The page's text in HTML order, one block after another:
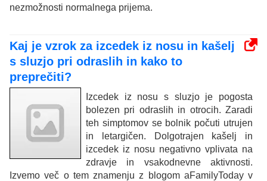
nezmožnosti normalnega prijema.
Kaj je vzrok za izcedek iz nosu in kašelj
s sluzjo pri odraslih in kako to
preprečiti?
Izcedek iz nosu s sluzjo je pogosta
bolezen pri odraslih in otrocih. Zaradi
teh simptomov se bolnik počuti utrujen
in letargičen. Dolgotrajen kašelj in
izcedek iz nosu negativno vplivata na
zdravje in vsakodnevne aktivnosti.
Izvemo več o tem znamenju z blogom aFamilyToday v